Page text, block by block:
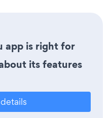
app is right for
its features